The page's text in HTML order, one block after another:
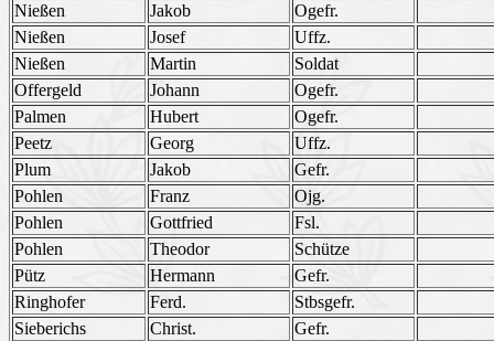
Nießen
Jakob
Ogefr.
Nießen
Josef
Uffz.
Nießen
Martin
Soldat
Offergeld
Johann
Ogefr.
Palmen
Hubert
Ogefr.
Peetz
Georg
Uffz.
Plum
Jakob
Gefr.
Pohlen
Franz
Ojg.
Pohlen
Gottfried
Fsl.
Pohlen
Theodor
Schütze
Pütz
Hermann
Gefr.
Ringhofer
Ferd.
Stbsgefr.
Sieberichs
Christ. Gefr.